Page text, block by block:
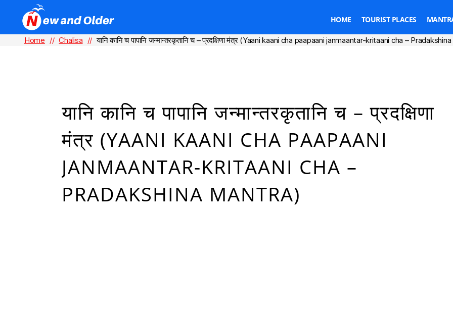
HOME TOURIST PLACES
Home // Chalisa // यानि कानि च पापानि जन्मान्तरकृतानि च – प्रदक्षिणा मंत्र (Yaani kaani cha paapaani janmaantar-kritaani cha –
यानि कानि च पापानि जन्मान्तरकृतानि च – प्रदक्षिणा
मंत्र (YAANI KAANI CHA PAAPAANI
JANMAANTAR-KRITAANI CHA –
PRADAKSHINA MANTRA)